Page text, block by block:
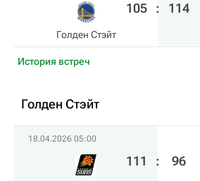
Голден Стэйт
105 : 114
История встреч
Голден Стэйт
18.04.2026 05:00
111 : 96